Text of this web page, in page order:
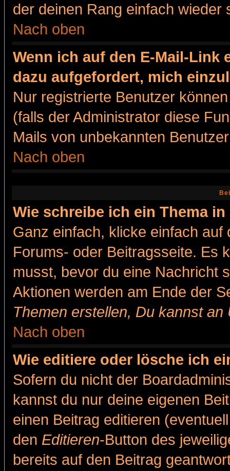
der deinen Rang einfach wieder
Nach oben
Wenn ich auf den E-Mail-Link
dazu aufgefordert, mich
Nur registrierte Benutzer
(falls der Administrator diese
Mails von unbekannten
Nach oben
Wie schreibe ich ein Thema
Ganz einfach, klicke einfach
Forums- oder Beitragsseite. Es
musst, bevor du eine Nachricht
Aktionen werden am Ende der
Themen erstellen, Du kannst
Nach oben
Wie editiere oder lösche ich
Sofern du nicht der
kannst du nur deine eigenen
einen Beitrag editieren
den Editieren-Button des
bereits auf den Beitrag